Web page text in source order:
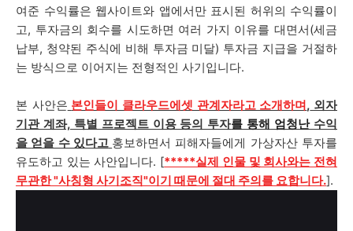
여준 수익률은 웹사이트와 앱에서만 표시된 허위의 수익률이
고, 투자금의 회수를 시도하면 여러 가지 이유를 대면서(세금
납부, 청약된 주식에 비해 투자금 미달) 투자금 지급을 거절하
는 방식으로 이어지는 전형적인 사기입니다.
본 사안은 본인들이 클라우드에셋 관계자라고 소개하며, 외자
기관 계좌, 특별 프로젝트 이용 등의 투자를 통해 엄청난 수익
을 얻을 수 있다고 홍보하면서 피해자들에게 가상자산 투자를
유도하고 있는 사안입니다. [*****실제 인물 및 회사와는 전혀
무관한 "사칭형 사기조직"이기 때문에 절대 주의를 요합니다.].